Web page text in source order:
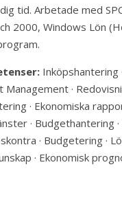
tid. Arbetade med
2000, Windows Lön
Inköpshantering
Management ·
· Ekonomiska
· Budgethantering ·
· Budgetering ·
· Ekonomisk